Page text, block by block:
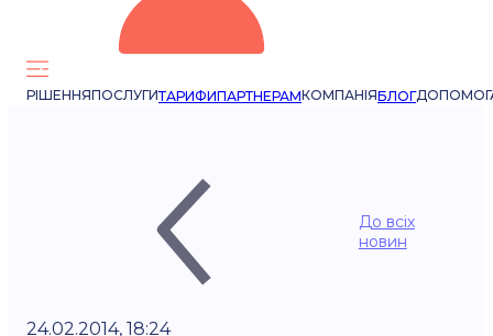
РІШЕННЯПОСЛУГИТАРИФИПАРТНЕРАМКОМПАНІЯБЛОГ
До всіх
новин
24.02.2014, 18:24